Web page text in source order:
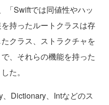
「Swiftでは同値性やハッ
持ったルートクラスは存
クラス、ストラクチャを
、それらの機能を持った
た。
Dictionary、Intなどのス